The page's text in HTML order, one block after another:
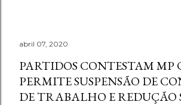
abril 07, 2020
PARTIDOS CONTESTAM MP
PERMITE SUSPENSÃO DE
DE TRABALHO E